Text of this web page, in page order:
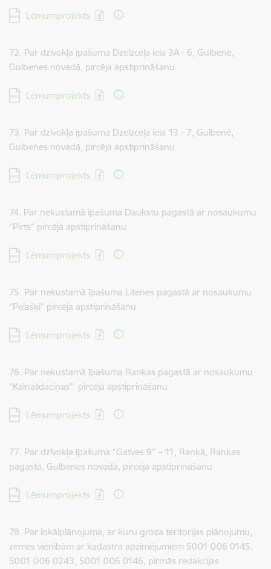
Lejupielādēt:
Lēmumprojekts
72. Par dzīvokļa īpašuma Dzelzceļa iela 3A - 6, Gulbenē,
Gulbenes novadā, pircēja apstiprināšanu
Lejupielādēt:
Lēmumprojekts
73. Par dzīvokļa īpašuma Dzelzceļa iela 13 - 7, Gulbenē,
Gulbenes novadā, pircēja apstiprināšanu
Lejupielādēt:
Lēmumprojekts
74. Par nekustamā īpašuma Daukstu pagastā ar nosaukumu
“Pirts” pircēja apstiprināšanu
Lejupielādēt:
Lēmumprojekts
75. Par nekustamā īpašuma Litenes pagastā ar nosaukumu
“Pelašķi” pircēja apstiprināšanu
Lejupielādēt:
Lēmumprojekts
76. Par nekustamā īpašuma Rankas pagastā ar nosaukumu
“Kalnalīdaciņas” pircēja apstiprināšanu
Lejupielādēt:
Lēmumprojekts
77. Par dzīvokļa īpašuma “Gatves 9” – 11, Rankā, Rankas
pagastā, Gulbenes novadā, pircēja apstiprināšanu
Lejupielādēt:
Lēmumprojekts
78. Par lokālplānojuma, ar kuru groza teritorijas plānojumu,
zemes vienībām ar kadastra apzīmējumiem 5001 006 0145,
5001 006 0243, 5001 006 0146, pirmās redakcijas